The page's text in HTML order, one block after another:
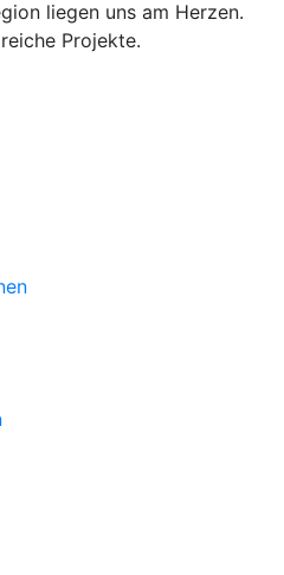
liegen uns am Herzen.
Projekte.